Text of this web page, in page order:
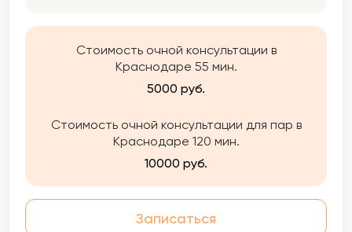
Стоимость очной консультации в
Краснодаре 55 мин.
5000 руб.
Стоимость очной консультации для пар в
Краснодаре 120 мин.
10000 руб.
Записаться